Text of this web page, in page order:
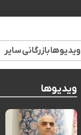
ویدیوهابازرگانیسایر
ویدیوها